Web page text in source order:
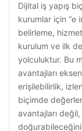
Dijital iş yapış
kurumlar için “e
belirleme,
kurulum ve ilk
yolculuktur. Bu
avantajları
erişilebilirlik,
biçimde
avantajları